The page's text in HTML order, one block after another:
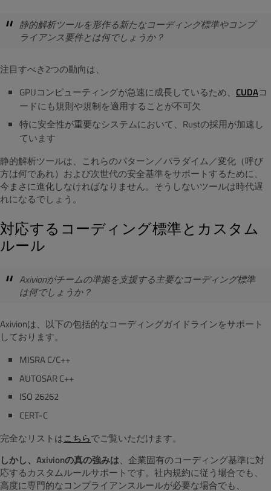
静的解析ツールを形作る新たなコーディング標準やコンプ
ライアンス要件とは何でしょうか？
注目すべき2つの動向は、
GPUコンピューティングが急速に成長しているため、 CUDAコ
ードにも規則や規制を適用することが不可欠
特に安全性が重要なシステムにおいて、Rustの採用が加速し
ています
静的解析ツールは、これらのパターン／パラダイム／変化（呼び
方は何であれ）および次世代の安全基準をサポートするために、
今まさに進化しなければなりません。そうしないツールは時代遅
れになるでしょう。
対応するコーディング標準とカスタム
ルール
Axivionがチームの準拠を支援する主要なコーディング標準
は何でしょうか？
Axivionは、以下の包括的なコーディングガイドラインをサポート
しております。
MISRA C/C++
AUTOSAR C++
ISO 26262
CERT-C
完全なリストはこちらでご覧いただけます。
しかし、Axivionの真の強みは、 企業固有のコーディング基準に対
応するカスタムルールサポートです。社内規約に従う場合でも、
高度に専門的なコンプライアンスルールが必要な場合でも、